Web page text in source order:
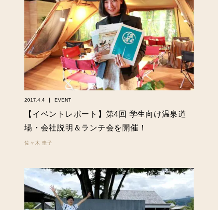
2017.4.4 EVENT
【イベントレポート】第4回 学生向け温泉道
場・会社説明＆ランチ会を開催！
佐々木 圭子